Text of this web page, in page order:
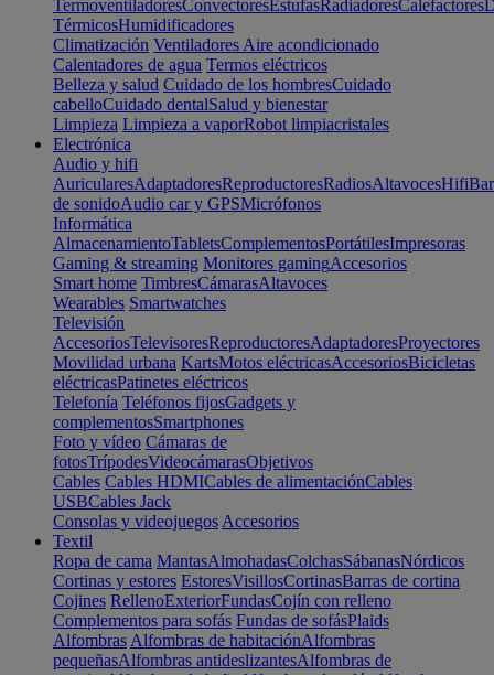
TermoventiladoresConvectoresEstufasRadiadoresCalefactores
TérmicosHumidificadores
Climatización Ventiladores Aire acondicionado
Calentadores de agua Termos eléctricos
Belleza y salud Cuidado de los hombresCuidado
cabelloCuidado dentalSalud y bienestar
Limpieza Limpieza a vaporRobot limpiacristales
Electrónica
Audio y hifi
AuricularesAdaptadoresReproductoresRadiosAltavocesHifi
de sonidoAudio car y GPSMicrófonos
Informática
AlmacenamientoTabletsComplementosPortátilesImpresoras
Gaming & streaming Monitores gamingAccesorios
Smart home TimbresCámarasAltavoces
Wearables Smartwatches
Televisión
AccesoriosTelevisoresReproductoresAdaptadoresProyectores
Movilidad urbana KartsMotos eléctricasAccesoriosBicicletas
eléctricasPatinetes eléctricos
Telefonía Teléfonos fijosGadgets y
complementosSmartphones
Foto y vídeo Cámaras de
fotosTrípodesVideocámarasObjetivos
Cables Cables HDMICables de alimentaciónCables
USBCables Jack
Consolas y videojuegos Accesorios
Textil
Ropa de cama MantasAlmohadasColchasSábanasNórdicos
Cortinas y estores EstoresVisillosCortinasBarras de cortina
Cojines RellenoExteriorFundasCojín con relleno
Complementos para sofás Fundas de sofásPlaids
Alfombras Alfombras de habitaciónAlfombras
pequeñasAlfombras antideslizantesAlfombras de